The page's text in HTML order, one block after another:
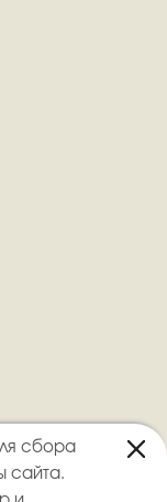
сбора
сайта.